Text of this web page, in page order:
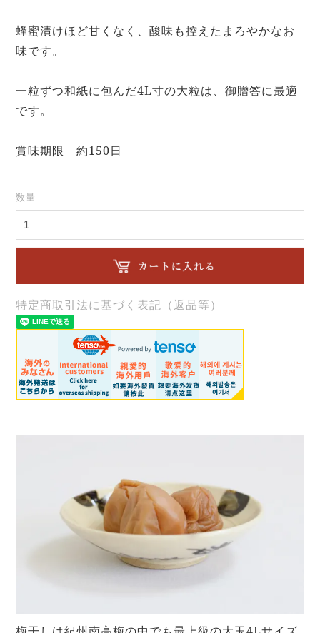
蜂蜜漬けほど甘くなく、酸味も控えたまろやかなお
味です。
一粒ずつ和紙に包んだ4L寸の大粒は、御贈答に最適
です。
賞味期限 約150日
数量
特定商取引法に基づく表記（返品等）